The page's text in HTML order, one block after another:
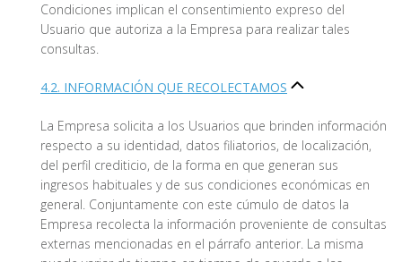
Condiciones implican el consentimiento expreso del
Usuario que autoriza a la Empresa para realizar tales
consultas.
4.2. INFORMACIÓN QUE RECOLECTAMOS
La Empresa solicita a los Usuarios que brinden información
respecto a su identidad, datos filiatorios, de localización,
del perfil crediticio, de la forma en que generan sus
ingresos habituales y de sus condiciones económicas en
general. Conjuntamente con este cúmulo de datos la
Empresa recolecta la información proveniente de consultas
externas mencionadas en el párrafo anterior. La misma